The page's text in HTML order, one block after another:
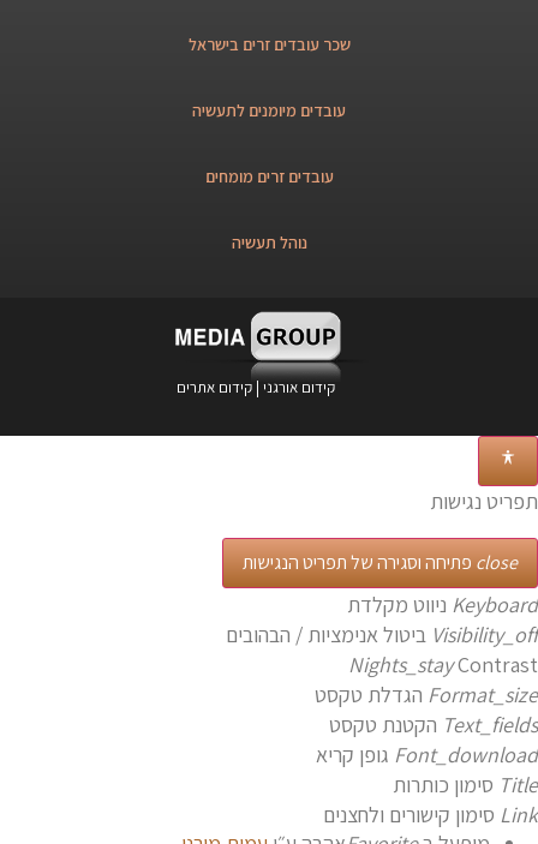
שכר עובדים זרים בישראל
עובדים מיומנים לתעשיה
עובדים זרים מומחים
נוהל תעשיה
קידום אורגני| קידום אתרים
נגישות
closeפתיחה וסגירה של תפריט הנגישות
ניווט מקלדת
ביטול אנימציות / הבהובים
Nights_stay
הגדלת טקסט
הקטנת טקסט
גופן קריא
סימון כותרות
סימון קישורים ולחצנים